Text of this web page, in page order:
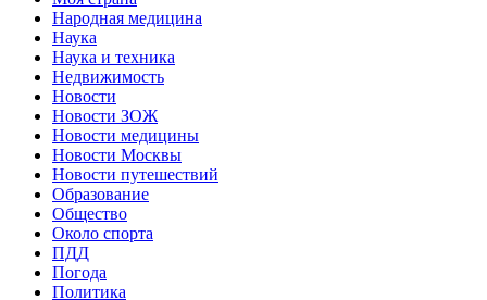
Народная медицина
Наука
Наука и техника
Недвижимость
Новости
Новости ЗОЖ
Новости медицины
Новости Москвы
Новости путешествий
Образование
Общество
Около спорта
ПДД
Погода
Политика